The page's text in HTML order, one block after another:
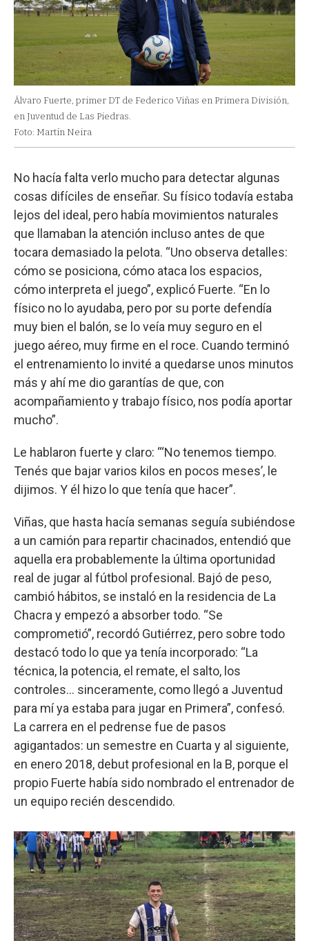
Álvaro Fuerte, primer DT de Federico Viñas en Primera División,
en Juventud de Las Piedras.
Foto: Martín Neira
No hacía falta verlo mucho para detectar algunas
cosas difíciles de enseñar. Su físico todavía estaba
lejos del ideal, pero había movimientos naturales
que llamaban la atención incluso antes de que
tocara demasiado la pelota. “Uno observa detalles:
cómo se posiciona, cómo ataca los espacios,
cómo interpreta el juego”, explicó Fuerte. “En lo
físico no lo ayudaba, pero por su porte defendía
muy bien el balón, se lo veía muy seguro en el
juego aéreo, muy firme en el roce. Cuando terminó
el entrenamiento lo invité a quedarse unos minutos
más y ahí me dio garantías de que, con
acompañamiento y trabajo físico, nos podía aportar
mucho”.
Le hablaron fuerte y claro: “‘No tenemos tiempo.
Tenés que bajar varios kilos en pocos meses’, le
dijimos. Y él hizo lo que tenía que hacer”.
Viñas, que hasta hacía semanas seguía subiéndose
a un camión para repartir chacinados, entendió que
aquella era probablemente la última oportunidad
real de jugar al fútbol profesional. Bajó de peso,
cambió hábitos, se instaló en la residencia de La
Chacra y empezó a absorber todo. “Se
comprometió”, recordó Gutiérrez, pero sobre todo
destacó todo lo que ya tenía incorporado: “La
técnica, la potencia, el remate, el salto, los
controles… sinceramente, como llegó a Juventud
para mí ya estaba para jugar en Primera”, confesó.
La carrera en el pedrense fue de pasos
agigantados: un semestre en Cuarta y al siguiente,
en enero 2018, debut profesional en la B, porque el
propio Fuerte había sido nombrado el entrenador de
un equipo recién descendido.